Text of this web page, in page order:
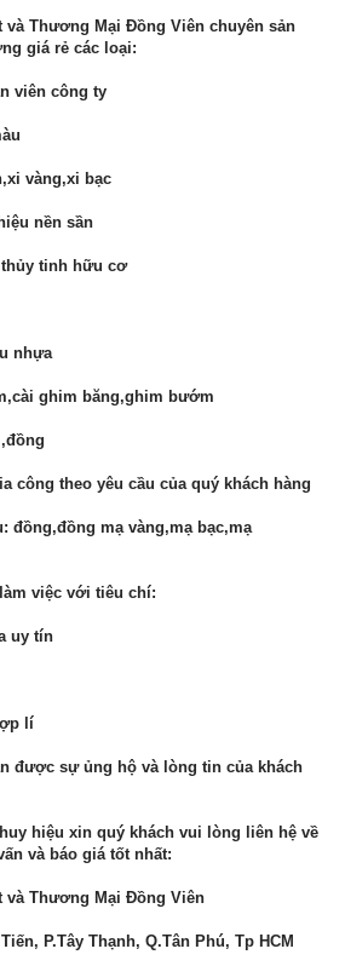
và Thương Mại Đồng Viên chuyên sản
giá rẻ các loại:
viên công ty
vàng,xi bạc
nền sần
tinh hữu cơ
nhựa
ghim băng,ghim bướm
công theo yêu cầu của quý khách hàng
đồng,đồng mạ vàng,mạ bạc,mạ
việc với tiêu chí:
uy tín
lí
được sự ủng hộ và lòng tin của khách
hiệu xin quý khách vui lòng liên hệ về
và báo giá tốt nhất:
và Thương Mại Đồng Viên
P.Tây Thạnh, Q.Tân Phú, Tp HCM